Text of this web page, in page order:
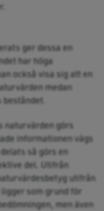
ger dessa en
har höga
också visa sig att en
medan
naturvärden görs
informationen vägs
så görs en
del. Utifrån
utifrån
som grund för
men även